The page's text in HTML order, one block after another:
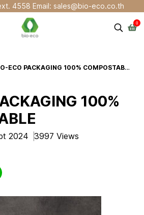
4558 Email: sales@bio-eco.co.th
0
ECO PACKAGING 100% COMPOSTABLE
100%
2024 3997 Views